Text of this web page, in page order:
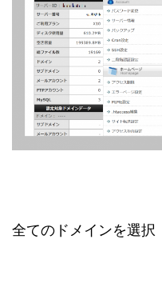
全てのドメインを選択